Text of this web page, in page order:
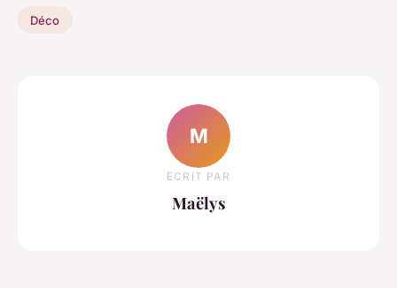
Déco
M
ECRIT PAR
Maëlys